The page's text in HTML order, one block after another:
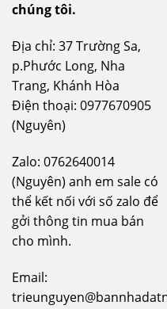
chúng tôi.
Địa chỉ: 37 Trường Sa,
p.Phước Long, Nha
Trang, Khánh Hòa
Điện thoại: 0977670905
(Nguyên)
Zalo: 0762640014
(Nguyên) anh em sale có
thể kết nối với số zalo để
gởi thông tin mua bán
cho mình.
Email: